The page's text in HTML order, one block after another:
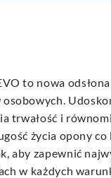
to nowa
trwałość i
życia opony
aby zapewnić
w każdych